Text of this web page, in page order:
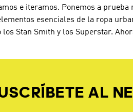
e iteramos. Ponemos a
esenciales de la ropa
los Stan Smith y los Superstar.
AL